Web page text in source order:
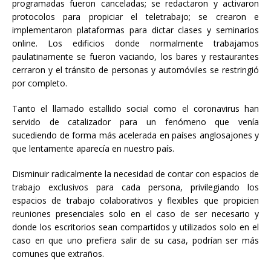
programadas fueron canceladas; se redactaron y activaron
protocolos para propiciar el teletrabajo; se crearon e
implementaron plataformas para dictar clases y seminarios
online. Los edificios donde normalmente trabajamos
paulatinamente se fueron vaciando, los bares y restaurantes
cerraron y el tránsito de personas y automóviles se restringió
por completo.
Tanto el llamado estallido social como el coronavirus han
servido de catalizador para un fenómeno que venía
sucediendo de forma más acelerada en países anglosajones y
que lentamente aparecía en nuestro país.
Disminuir radicalmente la necesidad de contar con espacios de
trabajo exclusivos para cada persona, privilegiando los
espacios de trabajo colaborativos y flexibles que propicien
reuniones presenciales solo en el caso de ser necesario y
donde los escritorios sean compartidos y utilizados solo en el
caso en que uno prefiera salir de su casa, podrían ser más
comunes que extraños.